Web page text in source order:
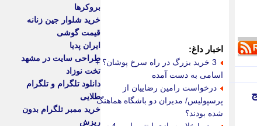
اخبار داغ:
3 خرید بزرگ در راه سرخ پوشان؟ +
اسامی به دست آمده
درخواست رامین رضاییان از
پرسپولیس/ مدیران دو باشگاه هماهنگ
شده بودند؟
بروکرها
خرید شلوار جین زنانه
قیمت گوشی
ایران پدیا
طراحی سایت در مشهد
تخت نوزاد
دانلود تلگرام و تلگرام
طلایی
خرید ممبر تلگرام بدون
ریزش